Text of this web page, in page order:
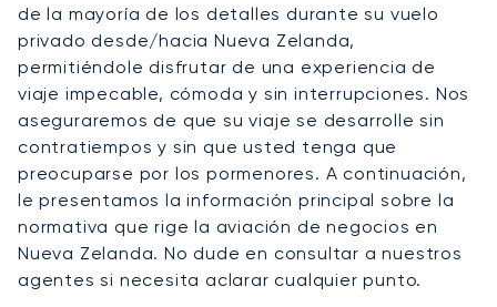
de la mayoría de los detalles durante su vuelo
privado desde/hacia Nueva Zelanda,
permitiéndole disfrutar de una experiencia de
viaje impecable, cómoda y sin interrupciones. Nos
aseguraremos de que su viaje se desarrolle sin
contratiempos y sin que usted tenga que
preocuparse por los pormenores. A continuación,
le presentamos la información principal sobre la
normativa que rige la aviación de negocios en
Nueva Zelanda. No dude en consultar a nuestros
agentes si necesita aclarar cualquier punto.